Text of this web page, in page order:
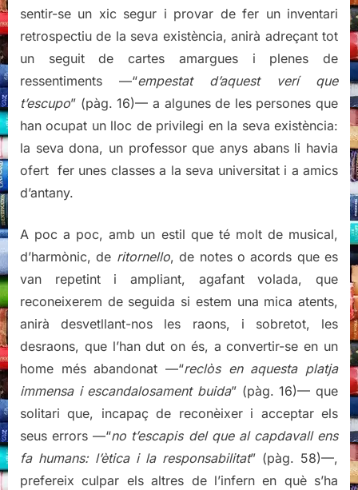
sentir-se un xic segur i provar de fer un inventari
retrospectiu de la seva existència, anirà adreçant tot
un seguit de cartes amargues i plenes de
ressentiments —“empestat d’aquest verí que
t’escupo” (pàg. 16)— a algunes de les persones que
han ocupat un lloc de privilegi en la seva existència:
la seva dona, un professor que anys abans li havia
ofert fer unes classes a la seva universitat i a amics
d’antany.
A poc a poc, amb un estil que té molt de musical,
d’harmònic, de ritornello, de notes o acords que es
van repetint i ampliant, agafant volada, que
reconeixerem de seguida si estem una mica atents,
anirà desvetllant-nos les raons, i sobretot, les
desraons, que l’han dut on és, a convertir-se en un
home més abandonat —“reclòs en aquesta platja
immensa i escandalosament buida” (pàg. 16)— que
solitari que, incapaç de reconèixer i acceptar els
seus errors —“no t’escapis del que al capdavall ens
fa humans: l’ètica i la responsabilitat” (pàg. 58)—,
prefereix culpar els altres de l’infern en què s’ha